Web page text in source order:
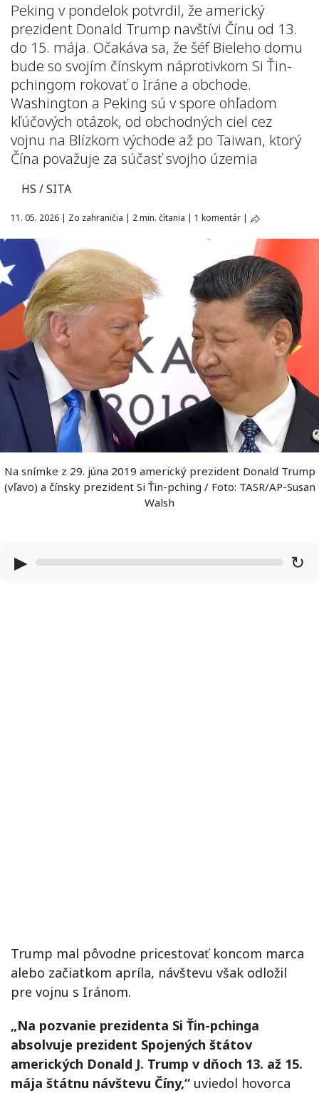
Peking v pondelok potvrdil, že americký
prezident Donald Trump navštívi Čínu od 13.
do 15. mája. Očakáva sa, že šéf Bieleho domu
bude so svojím čínskym náprotivkom Si Ťin-
pchingom rokovať o Iráne a obchode.
Washington a Peking sú v spore ohľadom
kľúčových otázok, od obchodných ciel cez
vojnu na Blízkom východe až po Taiwan, ktorý
Čína považuje za súčasť svojho územia
HS / SITA
11. 05. 2026 | Zo zahraničia | 2 min. čítania | 1 komentár |
Na snímke z 29. júna 2019 americký prezident Donald Trump
(vľavo) a čínsky prezident Si Ťin-pching / Foto: TASR/AP-Susan
Walsh
▶ ↻
Trump mal pôvodne pricestovať koncom marca
alebo začiatkom apríla, návštevu však odložil
pre vojnu s Iránom.
„Na pozvanie prezidenta Si Ťin-pchinga
absolvuje prezident Spojených štátov
amerických Donald J. Trump v dňoch 13. až 15.
mája štátnu návštevu Číny,“ uviedol hovorca